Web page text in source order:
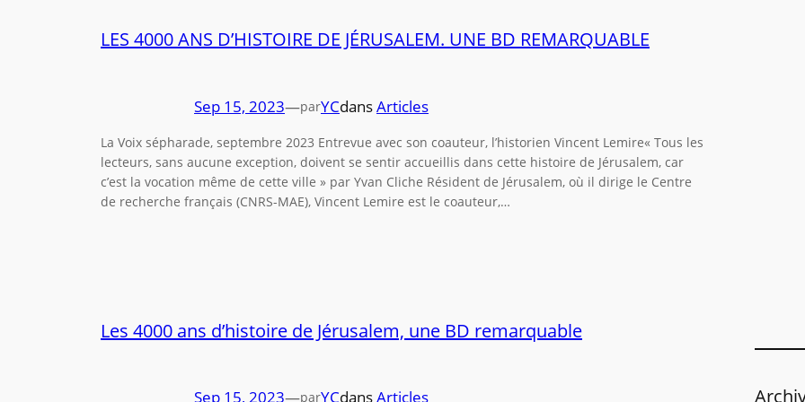
LES 4000 ANS D’HISTOIRE DE JÉRUSALEM. UNE BD REMARQUABLE
Sep 15, 2023—parYCdansArticles
La Voix sépharade, septembre 2023 Entrevue avec son coauteur, l’historien Vincent Lemire« Tous les
lecteurs, sans aucune exception, doivent se sentir accueillis dans cette histoire de Jérusalem, car
c’est la vocation même de cette ville » par Yvan Cliche Résident de Jérusalem, où il dirige le Centre
de recherche français (CNRS-MAE), Vincent Lemire est le coauteur,…
Les 4000 ans d’histoire de Jérusalem, une BD remarquable
Sep 15, 2023—parYCdansArticles